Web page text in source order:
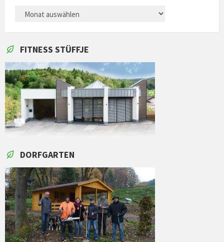
ARCHIVES
FITNESS STÜFFJE
DORFGARTEN